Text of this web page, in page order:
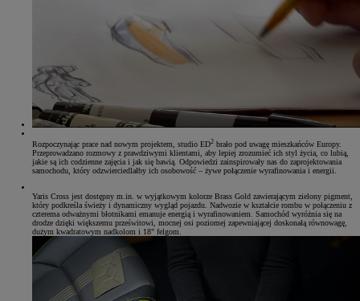
Rozpoczynając prace nad nowym projektem, studio ED2 brało pod uwagę mieszkańców Europy.
Przeprowadzano rozmowy z prawdziwymi klientami, aby lepiej zrozumieć ich styl życia, co lubią,
jakie są ich codzienne zajęcia i jak się bawią. Odpowiedzi zainspirowały nas do zaprojektowania
samochodu, który odzwierciedlałby ich osobowość – żywe połączenie wyrafinowania i energii.
Yaris Cross jest dostępny m.in. w wyjątkowym kolorze Brass Gold zawierającym zielony pigment,
który podkreśla świeży i dynamiczny wygląd pojazdu. Nadwozie w kształcie rombu w połączeniu z
czterema odważnymi błotnikami emanuje energią i wyrafinowaniem. Samochód wyróżnia się na
drodze dzięki większemu prześwitowi, mocnej osi poziomej zapewniającej doskonałą równowagę,
dużym kwadratowym nadkolom i 18" felgom.